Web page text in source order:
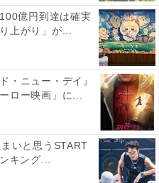
です。生徒として、綱啓永
さん、井桁弘恵さん、大原
勝利さん、猪狩蒼弥さんな
らに、豪華な俳優陣が卒業
の相手「十崎」の居場所を
億円到達は確実
上がり」が...
・ニュー・デイ』
ロー映画」に...
いと思うSTART
キング...